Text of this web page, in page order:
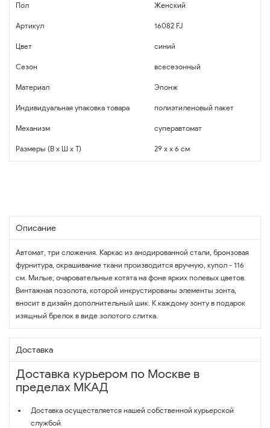
Пол Женский
Артикул 16082 FJ
Цвет синий
Сезон всесезонный
Материал Эпонж
Индивидуальная упаковка товара полиэтиленовый пакет
Механизм суперавтомат
Размеры (В x Ш x Т) 29 x x 6 см
Описание
Автомат, три сложения. Каркас из анодированной стали, бронзовая
фурнитура, окрашивание ткани производится вручную, купол - 116
см. Милые, очаровательные котята на фоне ярких полевых цветов.
Винтажная позолота, которой инкрустированы элементы зонта,
вносит в дизайн дополнительный шик. К каждому зонту в подарок
изящный брелок в виде золотого слитка.
Доставка
Доставка курьером по Москве в
пределах МКАД
Доставка осуществляется нашей собственной курьерской
службой.